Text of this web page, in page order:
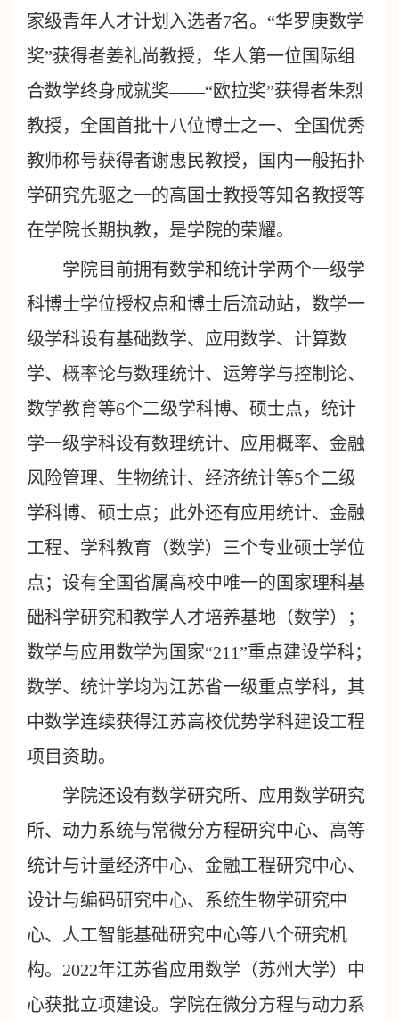
家级青年人才计划入选者7名。“华罗庚数学
奖”获得者姜礼尚教授，华人第一位国际组
合数学终身成就奖——“欧拉奖”获得者朱烈
教授，全国首批十八位博士之一、全国优秀
教师称号获得者谢惠民教授，国内一般拓扑
学研究先驱之一的高国士教授等知名教授等
在学院长期执教，是学院的荣耀。
学院目前拥有数学和统计学两个一级学
科博士学位授权点和博士后流动站，数学一
级学科设有基础数学、应用数学、计算数
学、概率论与数理统计、运筹学与控制论、
数学教育等6个二级学科博、硕士点，统计
学一级学科设有数理统计、应用概率、金融
风险管理、生物统计、经济统计等5个二级
学科博、硕士点；此外还有应用统计、金融
工程、学科教育（数学）三个专业硕士学位
点；设有全国省属高校中唯一的国家理科基
础科学研究和教学人才培养基地（数学）；
数学与应用数学为国家“211”重点建设学科；
数学、统计学均为江苏省一级重点学科，其
中数学连续获得江苏高校优势学科建设工程
项目资助。
学院还设有数学研究所、应用数学研究
所、动力系统与常微分方程研究中心、高等
统计与计量经济中心、金融工程研究中心、
设计与编码研究中心、系统生物学研究中
心、人工智能基础研究中心等八个研究机
构。2022年江苏省应用数学（苏州大学）中
心获批立项建设。学院在微分方程与动力系